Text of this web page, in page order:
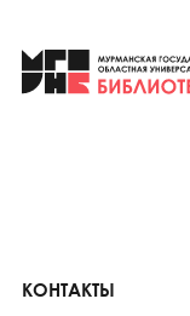
КОНТАКТЫ